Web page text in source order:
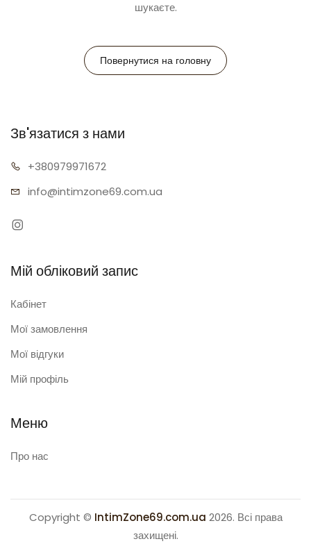
шукаєте.
Повернутися на головну
Зв'язатися з нами
+380979971672
info@intimzone69.com.ua
Мій обліковий запис
Кабінет
Мої замовлення
Мої відгуки
Мій профіль
Меню
Про нас
Copyright © IntimZone69.com.ua 2026. Всі права
захищені.